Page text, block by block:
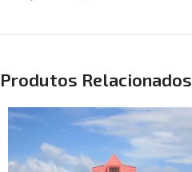
Produtos Relacionados